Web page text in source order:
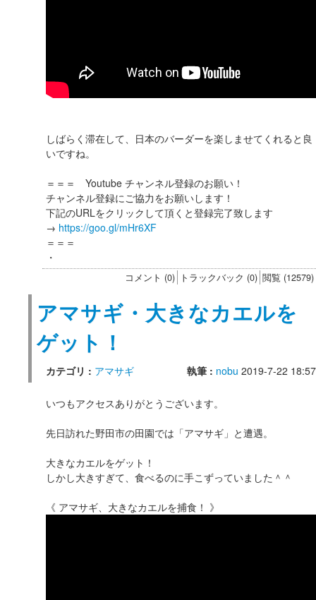
しばらく滞在して、日本のバーダーを楽しませてくれると良
いですね。
＝＝＝ Youtube チャンネル登録のお願い！
チャンネル登録にご協力をお願いします！
下記のURLをクリックして頂くと登録完了致します
→ https://goo.gl/mHr6XF
＝＝＝
・
コメント (0) トラックバック (0) 閲覧 (12579)
アマサギ・大きなカエルを
ゲット！
カテゴリ : アマサギ 執筆 : nobu 2019-7-22 18:57
いつもアクセスありがとうございます。
先日訪れた野田市の田園では「アマサギ」と遭遇。
大きなカエルをゲット！
しかし大きすぎて、食べるのに手こずっていました＾＾
《 アマサギ、大きなカエルを捕食！ 》